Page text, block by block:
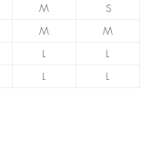
M
S
M
M
L
L
L L